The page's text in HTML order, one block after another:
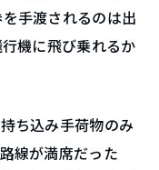
手渡されるのは出
機に飛び乗れるか
ち込み手荷物のみ
線が満席だった